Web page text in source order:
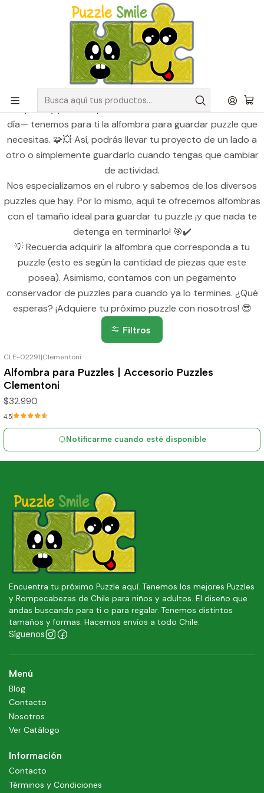
Envíos GRATIS para pedidos sobre $50.000 en Regiones de la
Catálogo de Puzzles y Rompecabezas
Accesorios Puzzles
Alfombra para guardar puzzle
Alfombra para guardar puzzle
Porque hay puzzles que no se arman en una sola tarde —o
día— tenemos para ti la alfombra para guardar puzzle que
necesitas. 🧩💥 Así, podrás llevar tu proyecto de un lado a
otro o simplemente guardarlo cuando tengas que cambiar
de actividad.
Nos especializamos en el rubro y sabemos de los diversos
puzzles que hay. Por lo mismo, aquí te ofrecemos alfombras
con el tamaño ideal para guardar tu puzzle ¡y que nada te
detenga en terminarlo! 🎯✔️
💡 Recuerda adquirir la alfombra que corresponda a tu
puzzle (esto es según la cantidad de piezas que este
posea). Asimismo, contamos con un pegamento
conservador de puzzles para cuando ya lo termines. ¿Qué
esperas? ¡Adquiere tu próximo puzzle con nosotros! 😎
Filtros
Agotado
CLE-02291|Clementoni
Alfombra para Puzzles | Accesorio Puzzles
Clementoni
$32.990
4.5
Notificarme cuando esté disponible
Encuentra tu próximo Puzzle aquí. Tenemos los mejores Puzzles
y Rompecabezas de Chile para niños y adultos. El diseño que
andas buscando para ti o para regalar. Tenemos distintos
tamaños y formas. Hacemos envíos a todo Chile.
Síguenos
Menú
Blog
Contacto
Nosotros
Ver Catálogo
Información
Contacto
Términos y Condiciones